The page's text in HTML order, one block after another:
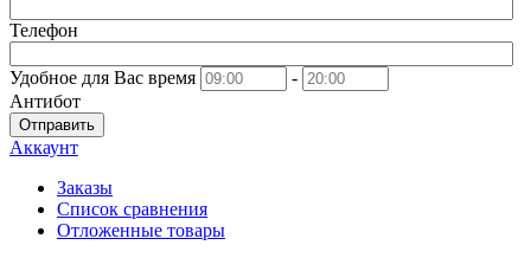
Телефон
Удобное для Вас время
-
Антибот
Отправить
Аккаунт
Заказы
Список сравнения
Отложенные товары